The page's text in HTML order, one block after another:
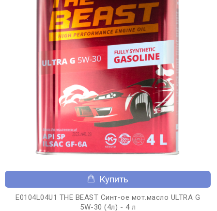
Купить
E0104L04U1 THE BEAST Синт-ое мот.масло ULTRA G
5W-30 (4л) - 4 л